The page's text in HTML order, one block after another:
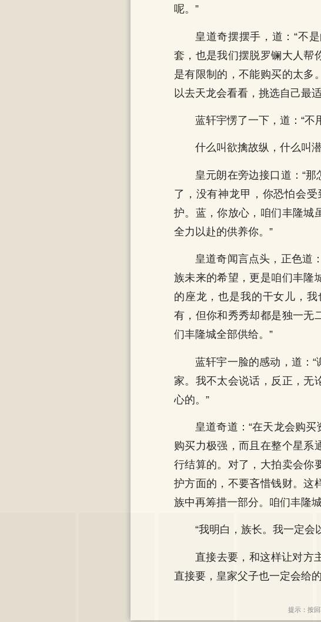
呢。”
皇道奇摆摆手，道：“不
套，也是我们摆脱罗镧大人帮
是有限制的，不能购买的太多
以去天龙会看看，挑选自己最
蓝轩宇愣了一下，道：“不
什么叫欲擒故纵，什么叫
皇元朗在旁边接口道：“
了，没有神龙甲，你恐怕会
护。蓝，你放心，咱们丰隆城
全力以赴的供养你。”
皇道奇闻言点头，正色道
族未来的希望，更是咱们丰隆
的座龙，也是我的干女儿，
有，但你和秀秀却都是独一无
们丰隆城全部供给。”
蓝轩宇一脸的感动，道：
家。我不太会说话，反正，无
心的。”
皇道奇道：“在天龙会购
购买力极强，而且在整个星系
行结算的。对了，大拍卖会你
护方面的，不要吝惜钱财。这
族中再筹措一部分。咱们丰隆
“我明白，族长。我一定会
直接去要，和这样让对方
直接要，皇家父子也一定会给
提示：按